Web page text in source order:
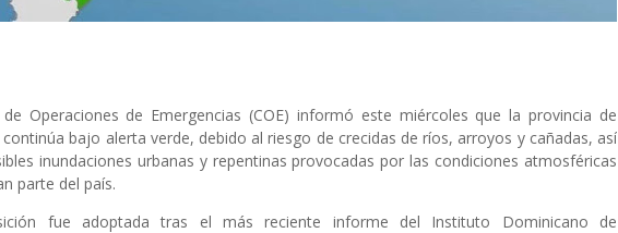
Operaciones de Emergencias (COE) informó este miércoles que la provincia de
bajo alerta verde, debido al riesgo de crecidas de ríos, arroyos y cañadas, así
inundaciones urbanas y repentinas provocadas por las condiciones atmosféricas
parte del país.
fue adoptada tras el más reciente informe del Instituto Dominicano de